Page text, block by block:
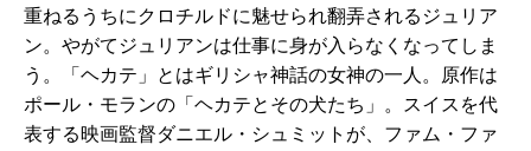
重ねるうちにクロチルドに魅せられ翻弄されるジュリア
ン。やがてジュリアンは仕事に身が入らなくなってしま
う。「ヘカテ」とはギリシャ神話の女神の一人。原作は
ポール・モランの「ヘカテとその犬たち」。スイスを代
表する映画監督ダニエル・シュミットが、ファム・ファ